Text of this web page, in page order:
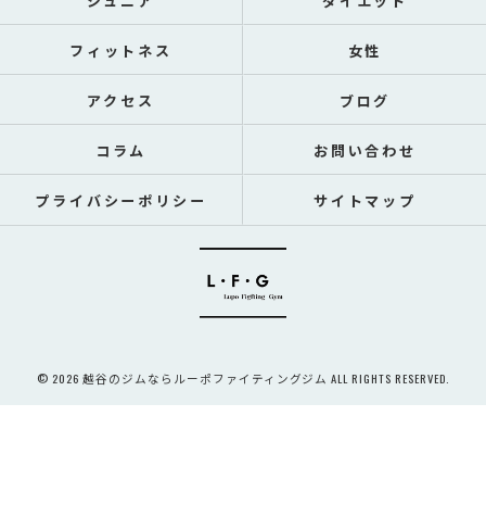
フィットネス 女性
アクセス ブログ
コラム お問い合わせ
プライバシーポリシー サイトマップ
© 2026 越谷のジムならルーポファイティングジム ALL RIGHTS RESERVED.